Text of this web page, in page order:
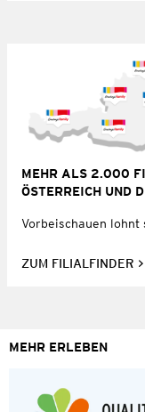
MEHR ALS 2.000
ÖSTERREICH UND
Vorbeischauen lohnt
ZUM FILIALFINDER
MEHR ERLEBEN